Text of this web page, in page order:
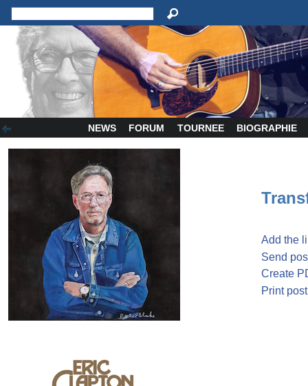
NEWS FORUM TOURNEE BIOGRAPHIE
Add the
Send
Create
Print post